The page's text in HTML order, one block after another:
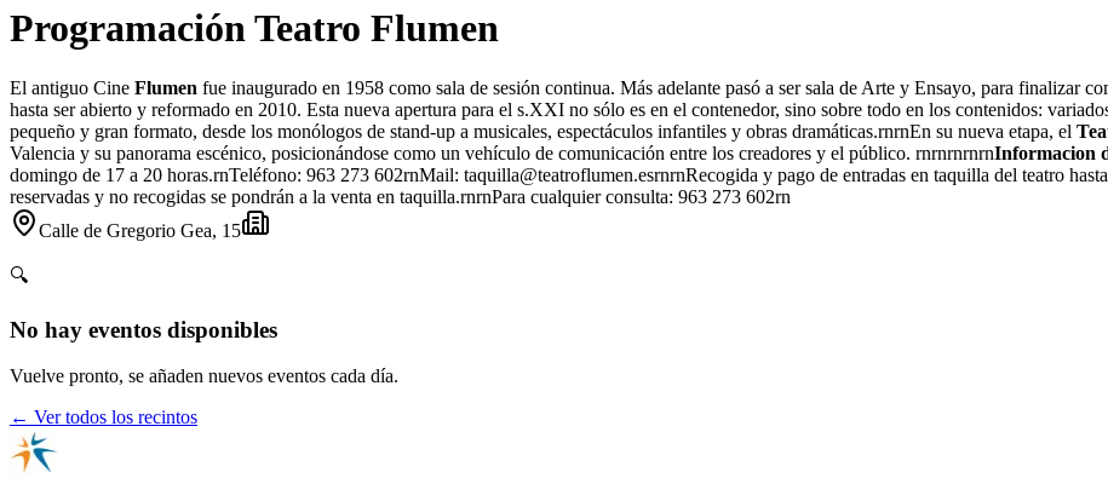
Programación Teatro Flumen
El antiguo Cine Flumen fue inaugurado en 1958 como sala de sesión continua. Más adelante pasó a ser sala de Arte y Ensayo, para finalizar
hasta ser abierto y reformado en 2010. Esta nueva apertura para el s.XXI no sólo es en el contenedor, sino sobre todo en los contenidos:
pequeño y gran formato, desde los monólogos de stand-up a musicales, espectáculos infantiles y obras dramáticas.rnrnEn su nueva etapa, el
Valencia y su panorama escénico, posicionándose como un vehículo de comunicación entre los creadores y el público. rnrnrnrnrnInformacion
domingo de 17 a 20 horas.rnTeléfono: 963 273 602rnMail: taquilla@teatroflumen.esrnrnRecogida y pago de entradas en taquilla del teatro
reservadas y no recogidas se pondrán a la venta en taquilla.rnrnPara cualquier consulta: 963 273 602rn
Calle de Gregorio Gea, 15
🔍
No hay eventos disponibles
Vuelve pronto, se añaden nuevos eventos cada día.
← Ver todos los recintos